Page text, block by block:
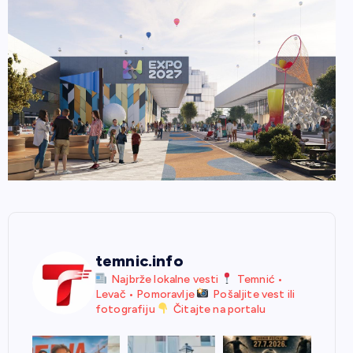
temnic.info
Najbrže lokalne vesti
Temnić •
Levač • Pomoravlje
Pošaljite vest ili
fotografiju
Čitajte na portalu